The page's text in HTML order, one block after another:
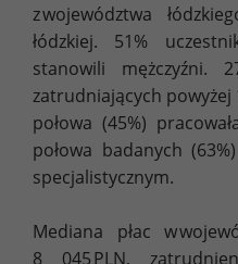
z województwa
łódzkiej. 51%
stanowili mężczyźni.
zatrudniających powyżej
połowa (45%)
połowa badanych
specjalistycznym.
Mediana płac w
8 045 PLN,